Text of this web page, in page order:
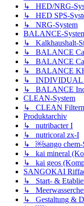
↳ HED/NRG-
↳ HED SPS-
↳ NRG-System
BALANCE-
↳ Kalkhaushalt-
↳ BALANCE
↳ BALANCE
↳ BALANCE
↳ INDIVIDUAL
↳ BALANCE
CLEAN-System
↳ CLEAN
Produktarchiv
↳ nutribacter I
↳ nutricoral zx-I
↳ ￼sango chem-
↳ kai mineral
↳ kai geos
SANGOKAI
↳ Start- &
↳
↳ Gestaltung &